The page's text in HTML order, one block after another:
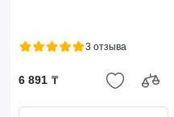
3 отзыва
6 891 ₸